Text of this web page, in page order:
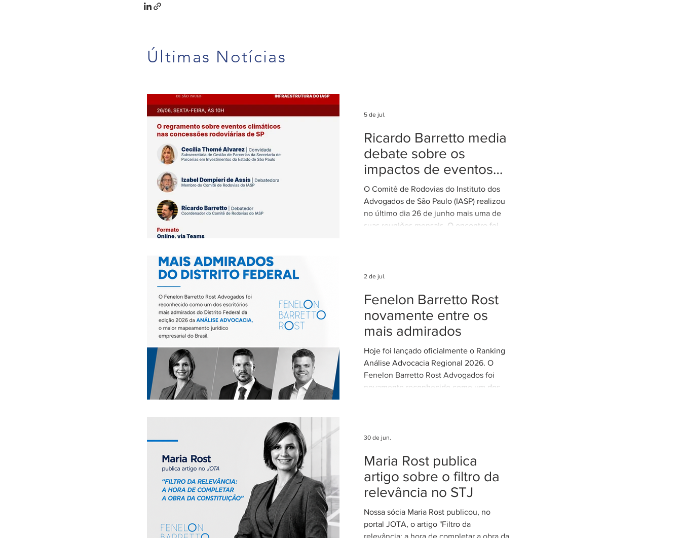
Últimas Notícias
Ricardo Barretto media
debate sobre os
impactos de eventos
climáticos extremos
nas concessões de
rodovias
O Comitê de Rodovias do Instituto dos
Advogados de São Paulo (IASP) realizou
no último dia 26 de junho mais uma de
suas reuniões mensais. O encontro foi
dos eventos climáticos extremos nos
Estado de São Paulo. A reunião contou
com a participação de Cecília Thomé
Alvarez, Subsecretária de Gestão de
Parcerias da Secretaria de Parcerias e
5 de jul.
Fenelon Barretto Rost
novamente entre os
mais admirados
Hoje foi lançado oficialmente o Ranking
Análise Advocacia Regional 2026. O
Fenelon Barretto Rost Advogados foi
novamente reconhecido como um dos
nosso trabalho. Esse reconhecimento
advocacia técnica e de excelência.
2 de jul.
Maria Rost publica
artigo sobre o filtro da
relevância no STJ
Nossa sócia Maria Rost publicou, no
portal JOTA, o artigo "Filtro da
relevância: a hora de completar a obra da
30 de jun.